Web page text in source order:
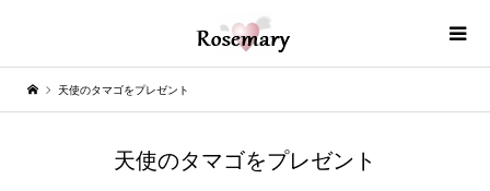
天使のタマゴをプレゼント
天使のタマゴをプレゼント